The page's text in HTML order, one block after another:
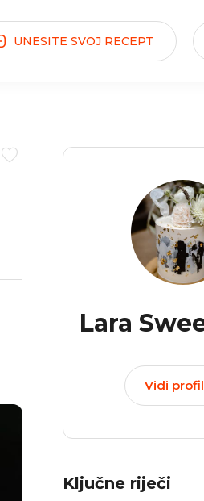
UNESITE SVOJ RECEPT
Lara
Vidi profil
Ključne riječi